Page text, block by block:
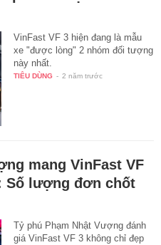
VinFast VF 3 hiện đang là mẫu
xe "được lòng" 2 nhóm đối tượng
này nhất.
TIÊU DÙNG - 2 năm trước
mang VinFast VF
Số lượng đơn chốt
Tỷ phú Phạm Nhật Vượng đánh
giá VinFast VF 3 không chỉ đẹp